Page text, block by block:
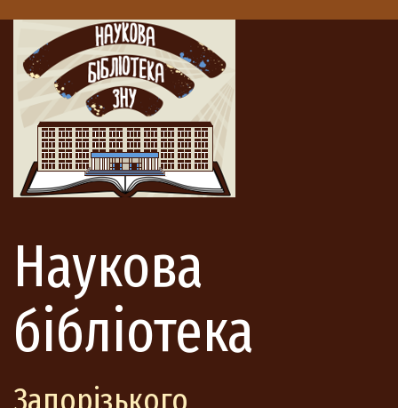
Наукова
бібліотека